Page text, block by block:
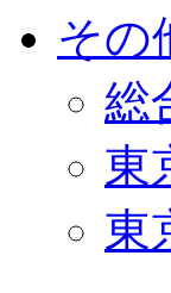
その
総
東
東